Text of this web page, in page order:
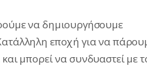
να δημιουργήσουμε
εποχή για να
μπορεί να συνδυαστεί με